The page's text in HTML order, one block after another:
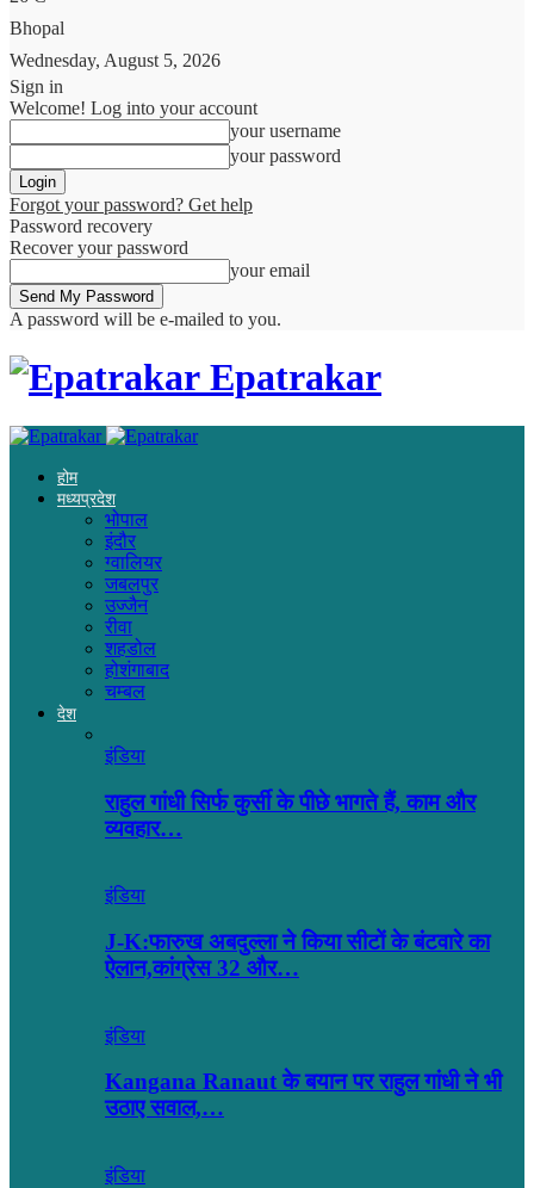
Bhopal
Wednesday, August 5, 2026
Sign in
Welcome! Log into your account
your username
your password
Forgot your password? Get help
Password recovery
Recover your password
your email
A password will be e-mailed to you.
Epatrakar
होम
मध्यप्रदेश
भोपाल
इंदौर
ग्वालियर
जबलपुर
उज्जैन
रीवा
शहडोल
होशंगाबाद
चम्बल
देश
इंडिया
राहुल गांधी सिर्फ कुर्सी के पीछे भागते हैं, काम और
व्यवहार…
इंडिया
J-K:फारुख अबदुल्ला ने किया सीटों के बंटवारे का
ऐलान,कांग्रेस 32 और…
इंडिया
Kangana Ranaut के बयान पर राहुल गांधी ने भी
उठाए सवाल,…
इंडिया